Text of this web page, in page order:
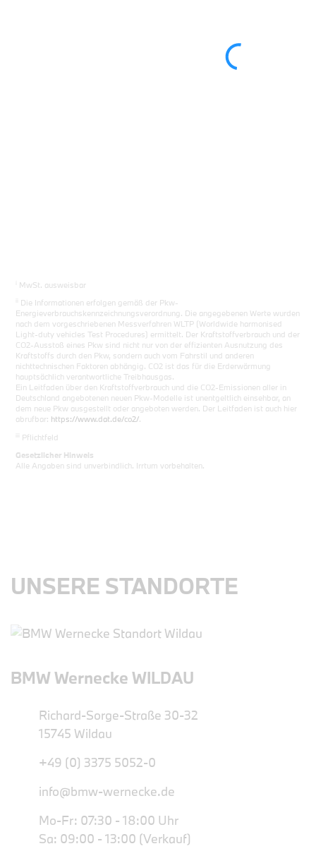
MwSt. ausweisbar
Die Informationen erfolgen gemäß der Pkw-
Energieverbrauchskennzeichnungsverordnung. Die angegebenen Werte wurden
nach dem vorgeschriebenen Messverfahren WLTP (Worldwide harmonised
Light-duty vehicles Test Procedures) ermittelt. Der Kraftstoffverbrauch und der
CO2-Ausstoß eines Pkw sind nicht nur von der effizienten Ausnutzung des
Kraftstoffs durch den Pkw, sondern auch vom Fahrstil und anderen
nichttechnischen Faktoren abhängig. CO2 ist das für die Erderwärmung
hauptsächlich verantwortliche Treibhausgas.
Ein Leitfaden über den Kraftstoffverbrauch und die CO2-Emissionen aller in
Deutschland angebotenen neuen Pkw-Modelle ist unentgeltlich einsehbar, an
dem neue Pkw ausgestellt oder angeboten werden. Der Leitfaden ist auch hier
abrufbar: https://www.dat.de/co2/.
Pflichtfeld
Gesetzlicher Hinweis
Alle Angaben sind unverbindlich. Irrtum vorbehalten.
UNSERE STANDORTE
BMW Wernecke WILDAU
Richard-Sorge-Straße 30-32
15745 Wildau
+49 (0) 3375 5052-0
info@bmw-wernecke.de
Mo-Fr: 07:30 - 18:00 Uhr
Sa: 09:00 - 13:00 (Verkauf)